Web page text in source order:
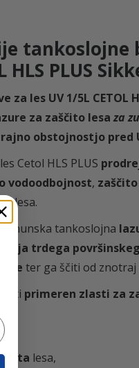
tankoslojne
HLS PLUS
za les UV 1/5L CETOL
za zaščito lesaza
obstojnostjo pred
Cetol HLS PLUS
vodoodbojnost,
lesa.
vrhunska tankoslojna
trdega
ter ga ščiti od znotraj
primeren zlasti za
lesa,